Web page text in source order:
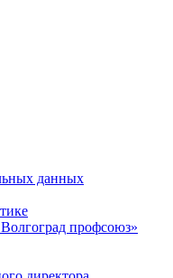
данных
профсоюз»